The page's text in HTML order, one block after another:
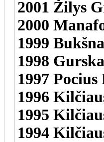
2001 Žilys
2000
1999
1998
1997
1996
1995
1994